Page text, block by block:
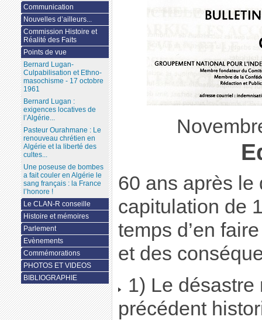
60 ans après le
capitulation de
temps d’en
et des
1) Le
précédent
Communication
Nouvelles d’ailleurs...
Commission Histoire et
Réalité des Faits
Points de vue
Bernard Lugan-
Culpabilisation et Ethno-
masochisme - 17 octobre
1961
Bernard Lugan :
exigences locatives de
l’Algérie...
Pasteur Ourahmane : Le
renouveau chrétien en
Algérie et la liberté des
cultes...
Une poseuse de bombes
a fait couler en Algérie le
sang français : la France
l’honore !
Le CLAN-R conseille
Histoire et mémoires
Parlement
Evènements
Commémorations
PHOTOS ET VIDEOS
BIBLIOGRAPHIE